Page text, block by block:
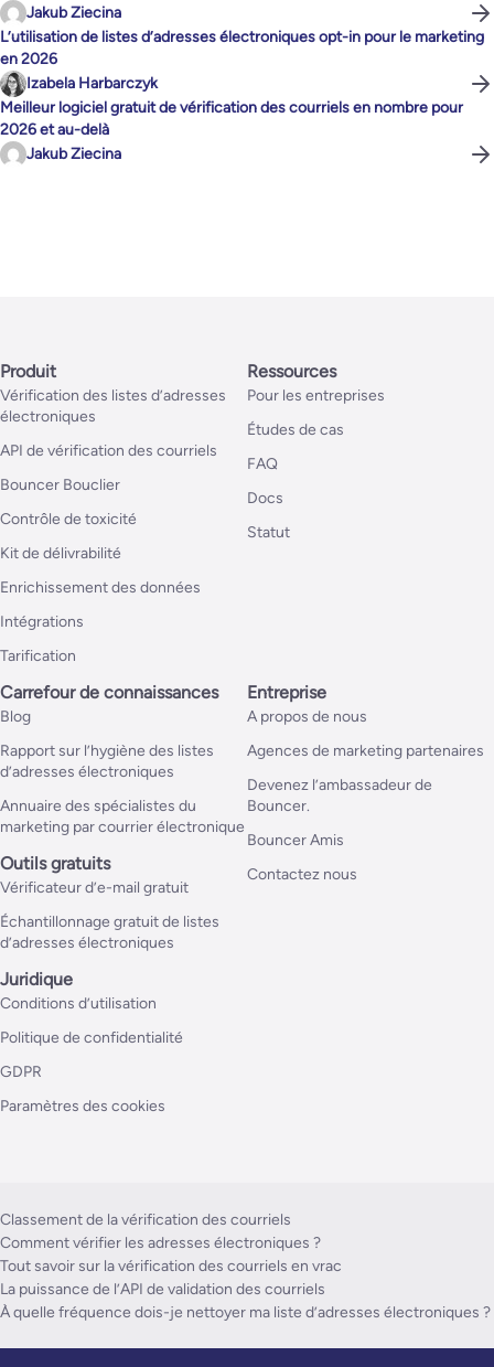
Jakub Ziecina
L’utilisation de listes d’adresses électroniques opt-in pour le marketing
en 2026
Izabela Harbarczyk
Meilleur logiciel gratuit de vérification des courriels en nombre pour
2026 et au-delà
Jakub Ziecina
Produit
Vérification des listes d’adresses
électroniques
API de vérification des courriels
Bouncer Bouclier
Contrôle de toxicité
Kit de délivrabilité
Enrichissement des données
Intégrations
Tarification
Ressources
Pour les entreprises
Études de cas
FAQ
Docs
Statut
Carrefour de connaissances
Blog
Rapport sur l’hygiène des listes
d’adresses électroniques
Annuaire des spécialistes du
marketing par courrier électronique
Outils gratuits
Vérificateur d’e-mail gratuit
Échantillonnage gratuit de listes
d’adresses électroniques
Entreprise
A propos de nous
Agences de marketing partenaires
Devenez l’ambassadeur de
Bouncer.
Bouncer Amis
Contactez nous
Juridique
Conditions d’utilisation
Politique de confidentialité
GDPR
Paramètres des cookies
Classement de la vérification des courriels
Comment vérifier les adresses électroniques ?
Tout savoir sur la vérification des courriels en vrac
La puissance de l’API de validation des courriels
À quelle fréquence dois-je nettoyer ma liste d’adresses électroniques ?